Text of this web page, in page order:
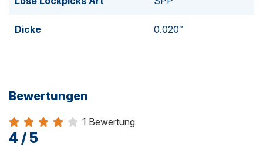
Dicke 0.020″
Bewertungen
Bewertung 4 von 5
1 Bewertung
4 / 5